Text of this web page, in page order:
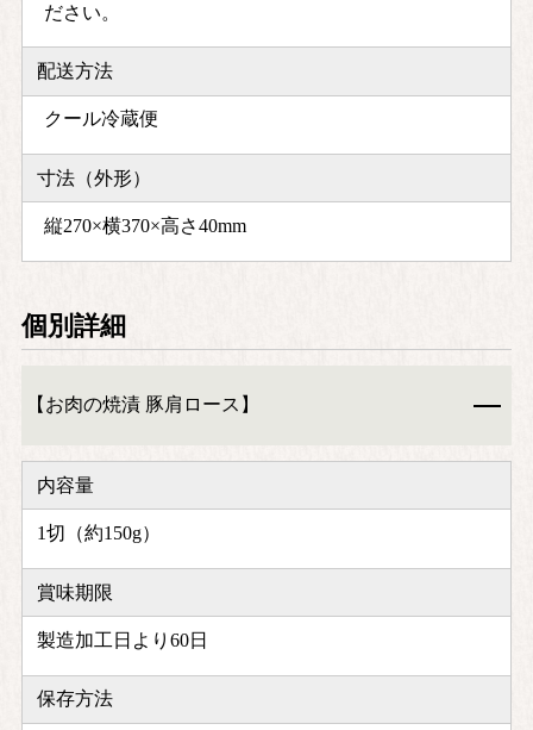
ださい。
配送方法
クール冷蔵便
寸法（外形）
縦270×横370×高さ40mm
個別詳細
【お肉の焼漬 豚肩ロース】
内容量
1切（約150g）
賞味期限
製造加工日より60日
保存方法